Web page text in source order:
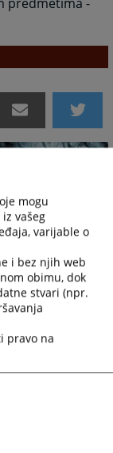
mogu
vašeg
varijable o
i bez njih web
obimu, dok
stvari (npr.
pravo na